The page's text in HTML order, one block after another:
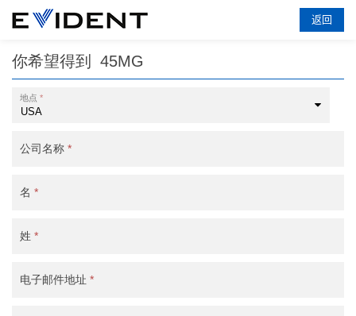
返回
你希望得到 45MG
地点 *
公司名称 *
名 *
姓 *
电子邮件地址 *